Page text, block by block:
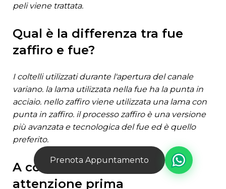
Prenota Appuntamento
peli viene trattata.
qual è la differenza tra fue
zaffiro e fue?
i coltelli utilizzati durante l'apertura del canale
variano. la lama utilizzata nella fue ha la punta in
acciaio. nello zaffiro viene utilizzata una lama con
punta in zaffiro. il processo zaffiro è una versione
più avanzata e tecnologica del fue ed è quello
preferito.
a cosa dovrei prestare
attenzione prima